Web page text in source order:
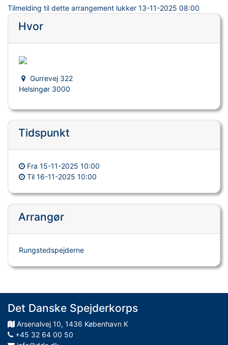
Tilmelding til dette arrangement lukker 13-11-2025 08:00
Hvor
Gurrevej 322
Helsingør 3000
Tidspunkt
Fra 15-11-2025 10:00
Til 16-11-2025 10:00
Arrangør
Rungstedspejderne
Det Danske Spejderkorps
Arsenalvej 10, 1436 København K
+45 32 64 00 50